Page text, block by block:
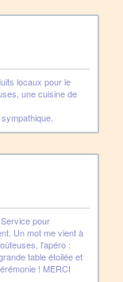
locaux pour le
une cuisine de
pour
Un mot me vient à
l'apéro :
table étoilée et
! MERCI